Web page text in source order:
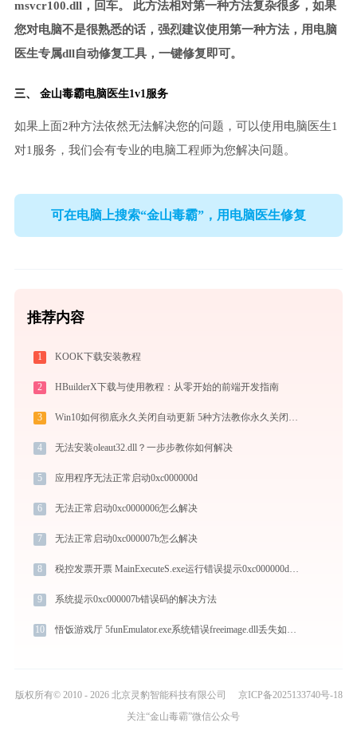
msvcr100.dll，回车。 此方法相对第一种方法复杂很多，如果
您对电脑不是很熟悉的话，强烈建议使用第一种方法，用电脑
医生专属dll自动修复工具，一键修复即可。
三、 金山毒霸电脑医生1v1服务
如果上面2种方法依然无法解决您的问题，可以使用电脑医生1
对1服务，我们会有专业的电脑工程师为您解决问题。
可在电脑上搜索“金山毒霸”，用电脑医生修复
推荐内容
1 KOOK下载安装教程
2 HBuilderX下载与使用教程：从零开始的前端开发指南
3 Win10如何彻底永久关闭自动更新 5种方法教你永久关闭win10自动更新
4 无法安装oleaut32.dll？一步步教你如何解决
5 应用程序无法正常启动0xc000000d
6 无法正常启动0xc0000006怎么解决
7 无法正常启动0xc000007b怎么解决
8 税控发票开票 MainExecuteS.exe运行错误提示0xc000000d的解决办法
9 系统提示0xc000007b错误码的解决方法
10 悟饭游戏厅 5funEmulator.exe系统错误freeimage.dll丢失如何解决
版权所有© 2010 - 2026 北京灵豹智能科技有限公司
京ICP备2025133740号-18
关注“金山毒霸”微信公众号